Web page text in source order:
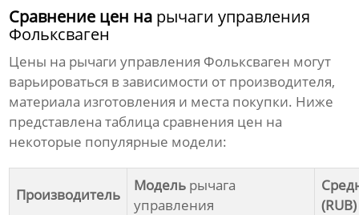
Сравнение цен на рычаги управления
Фольксваген
Цены на рычаги управления Фольксваген могут
варьироваться в зависимости от производителя,
материала изготовления и места покупки. Ниже
представлена таблица сравнения цен на
некоторые популярные модели:
Производитель
Модель рычага
управления
(RUB)